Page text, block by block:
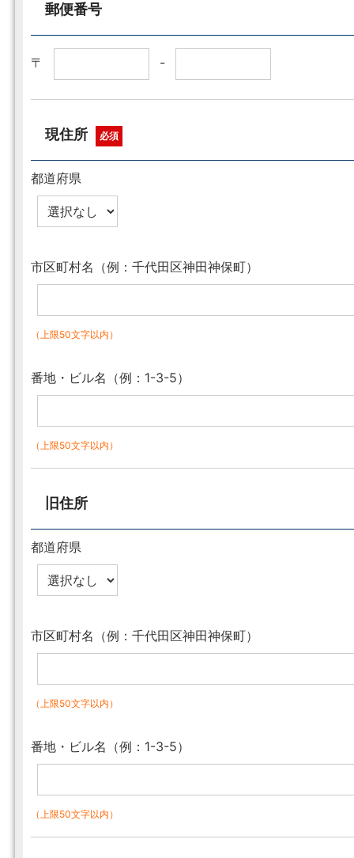
郵便番号
〒 -
現住所 必須
都道府県
市区町村名（例：千代田区神田神保町）
（上限50文字以内）
番地・ビル名（例：1-3-5）
（上限50文字以内）
旧住所
都道府県
市区町村名（例：千代田区神田神保町）
（上限50文字以内）
番地・ビル名（例：1-3-5）
（上限50文字以内）